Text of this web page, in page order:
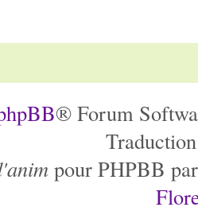
® Forum
pour PHPBB